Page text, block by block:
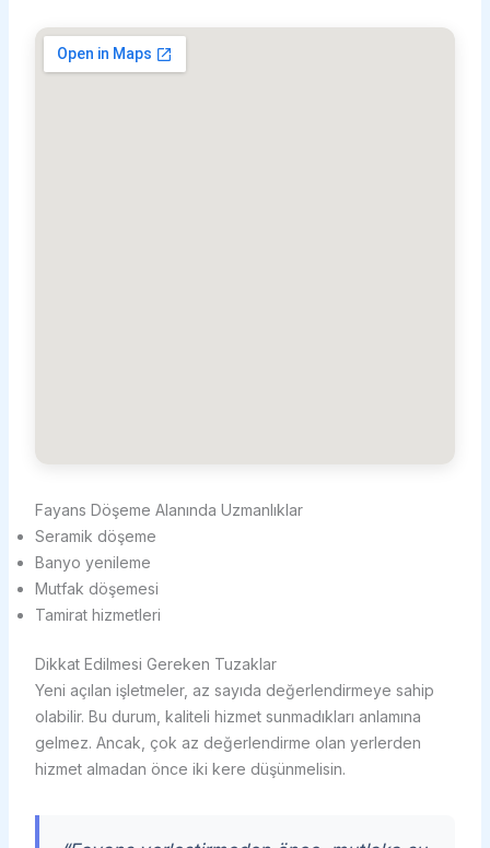
Fayans Döşeme Alanında Uzmanlıklar
Seramik döşeme
Banyo yenileme
Mutfak döşemesi
Tamirat hizmetleri
Dikkat Edilmesi Gereken Tuzaklar
Yeni açılan işletmeler, az sayıda değerlendirmeye sahip
olabilir. Bu durum, kaliteli hizmet sunmadıkları anlamına
gelmez. Ancak, çok az değerlendirme olan yerlerden
hizmet almadan önce iki kere düşünmelisin.